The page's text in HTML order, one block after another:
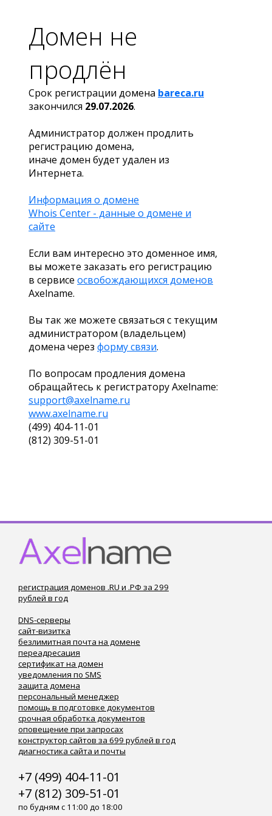
Домен не
продлён
Срок регистрации домена bareca.ru
закончился 29.07.2026.
Администратор должен продлить
регистрацию домена,
иначе домен будет удален из
Интернета.
Информация о домене
Whois Center - данные о домене и
сайте
Если вам интересно это доменное имя,
вы можете заказать его регистрацию
в сервисе освобождающихся доменов
Axelname.
Вы так же можете связаться с текущим
администратором (владельцем)
домена через форму связи.
По вопросам продления домена
обращайтесь к регистратору Axelname:
support@axelname.ru
www.axelname.ru
(499) 404-11-01
(812) 309-51-01
регистрация доменов .RU и .РФ за 299
рублей в год
DNS-серверы
сайт-визитка
безлимитная почта на домене
переадресация
сертификат на домен
уведомления по SMS
защита домена
персональный менеджер
помощь в подготовке документов
срочная обработка документов
оповещение при запросах
конструктор сайтов за 699 рублей в год
диагностика сайта и почты
+7 (499) 404-11-01
+7 (812) 309-51-01
по будням с 11:00 до 18:00